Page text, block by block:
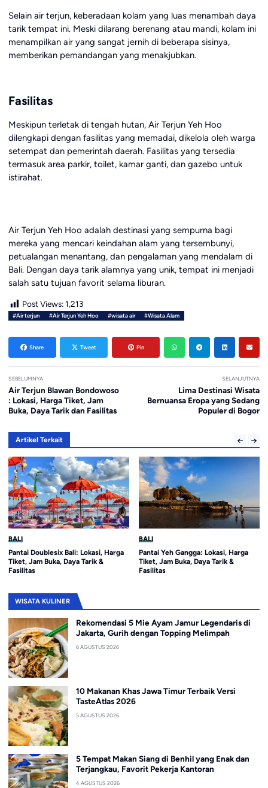
Selain air terjun, keberadaan kolam yang luas menambah daya
tarik tempat ini. Meski dilarang berenang atau mandi, kolam ini
menampilkan air yang sangat jernih di beberapa sisinya,
memberikan pemandangan yang menakjubkan.
Fasilitas
Meskipun terletak di tengah hutan, Air Terjun Yeh Hoo
dilengkapi dengan fasilitas yang memadai, dikelola oleh warga
setempat dan pemerintah daerah. Fasilitas yang tersedia
termasuk area parkir, toilet, kamar ganti, dan gazebo untuk
istirahat.
Air Terjun Yeh Hoo adalah destinasi yang sempurna bagi
mereka yang mencari keindahan alam yang tersembunyi,
petualangan menantang, dan pengalaman yang mendalam di
Bali. Dengan daya tarik alamnya yang unik, tempat ini menjadi
salah satu tujuan favorit selama liburan.
Post Views: 1,213
#Air terjun #Air Terjun Yeh Hoo #wisata air #Wisata Alam
Share Tweet Pin
SEBELUMNYA
Air Terjun Blawan Bondowoso
: Lokasi, Harga Tiket, Jam
Buka, Daya Tarik dan Fasilitas
SELANJUTNYA
Lima Destinasi Wisata
Bernuansa Eropa yang Sedang
Populer di Bogor
Artikel Terkait
BALI
Pantai Doublesix Bali: Lokasi, Harga
Tiket, Jam Buka, Daya Tarik &
Fasilitas
BALI
Pantai Yeh Gangga: Lokasi, Harga
Tiket, Jam Buka, Daya Tarik &
Fasilitas
WISATA KULINER
Rekomendasi 5 Mie Ayam Jamur Legendaris di
Jakarta, Gurih dengan Topping Melimpah
6 AGUSTUS 2026
10 Makanan Khas Jawa Timur Terbaik Versi
TasteAtlas 2026
5 AGUSTUS 2026
5 Tempat Makan Siang di Benhil yang Enak dan
Terjangkau, Favorit Pekerja Kantoran
4 AGUSTUS 2026